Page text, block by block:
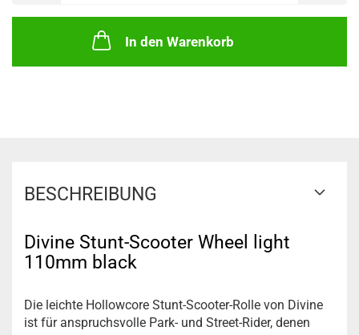
In den Warenkorb
BESCHREIBUNG
Divine Stunt-Scooter Wheel light
110mm black
Die leichte Hollowcore Stunt-Scooter-Rolle von Divine
ist für anspruchsvolle Park- und Street-Rider, denen